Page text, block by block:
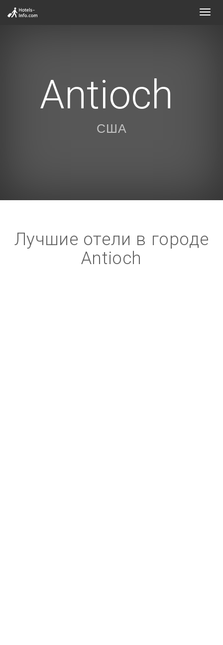
Antioch
США
Лучшие отели в городе
Antioch